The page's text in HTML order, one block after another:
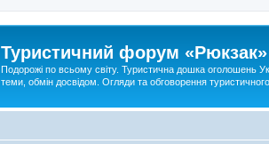
Туристичний форум «Рюкзак»
Подорожі по всьому світу. Туристична дошка оголошень
теми, обмін досвідом. Огляди та обговорення